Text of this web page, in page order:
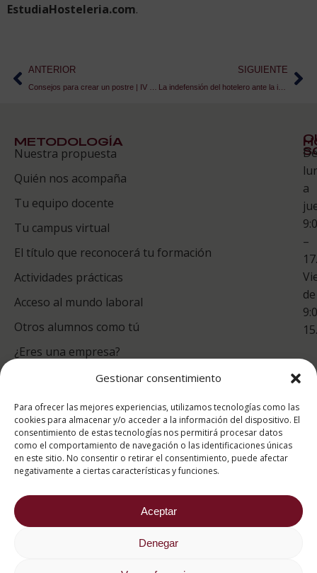
Gestionar consentimiento
Para ofrecer las mejores experiencias, utilizamos tecnologías como las
cookies para almacenar y/o acceder a la información del dispositivo. El
consentimiento de estas tecnologías nos permitirá procesar datos
como el comportamiento de navegación o las identificaciones únicas
en este sitio. No consentir o retirar el consentimiento, puede afectar
negativamente a ciertas características y funciones.
Aceptar
Denegar
EstudiaHosteleria.com.
ANTERIOR SIGUIENTE
La indefensión del hotelero ante la indigesta inglesa.
METODOLOGÍA
Nuestra propuesta
Quién nos acompaña
Tu equipo docente
Tu campus virtual
El título que reconocerá tu formación
Actividades prácticas
Acceso al mundo laboral
Otros alumnos como tú
¿Eres una empresa?
Te
De
a
–
de
puntuación para ESAH
9.4/10
basado en1331
Valoraciones soportado por
eKomi
2026 ® Estudios Superiores Abiertos de Hostelería